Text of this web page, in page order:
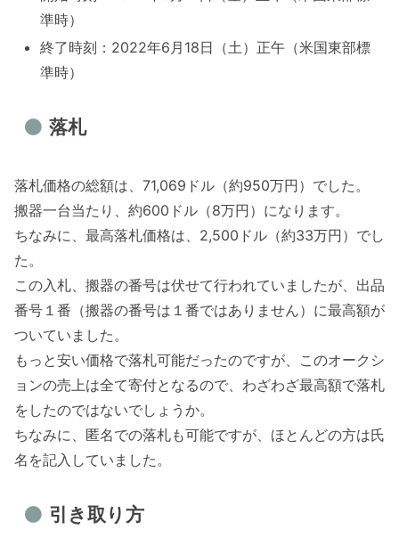
準時）
終了時刻：2022年6月18日（土）正午（米国東部標
準時）
落札
落札価格の総額は、71,069ドル（約950万円）でした。
搬器一台当たり、約600ドル（8万円）になります。
ちなみに、最高落札価格は、2,500ドル（約33万円）でし
た。
この入札、搬器の番号は伏せて行われていましたが、出品
番号１番（搬器の番号は１番ではありません）に最高額が
ついていました。
もっと安い価格で落札可能だったのですが、このオークシ
ョンの売上は全て寄付となるので、わざわざ最高額で落札
をしたのではないでしょうか。
ちなみに、匿名での落札も可能ですが、ほとんどの方は氏
名を記入していました。
引き取り方